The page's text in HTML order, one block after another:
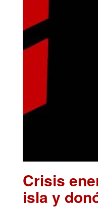
Crisis
isla y